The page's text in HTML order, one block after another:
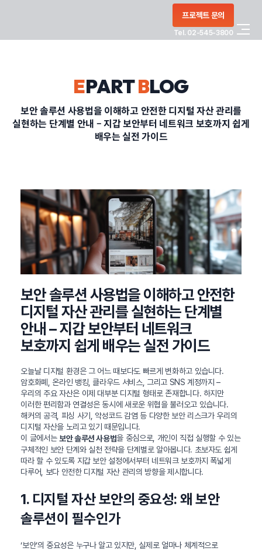
프로젝트 문의
Tel. 02-545-3800
PORTFOLIO
CONTACT
정부지원사업
EPARTBLOG
보안 솔루션 사용법을 이해하고 안전한 디지털 자산 관리를
실현하는 단계별 안내 – 지갑 보안부터 네트워크 보호까지 쉽게
배우는 실전 가이드
보안 솔루션 사용법을 이해하고 안전한
디지털 자산 관리를 실현하는 단계별
안내 – 지갑 보안부터 네트워크
보호까지 쉽게 배우는 실전 가이드
오늘날 디지털 환경은 그 어느 때보다도 빠르게 변화하고 있습니다.
암호화폐, 온라인 뱅킹, 클라우드 서비스, 그리고 SNS 계정까지 –
우리의 주요 자산은 이제 대부분 디지털 형태로 존재합니다. 하지만
이러한 편리함과 연결성은 동시에 새로운 위협을 불러오고 있습니다.
해커의 공격, 피싱 사기, 악성코드 감염 등 다양한 보안 리스크가 우리의
디지털 자산을 노리고 있기 때문입니다.
이 글에서는보안 솔루션 사용법을 중심으로, 개인이 직접 실행할 수 있는
구체적인 보안 단계와 실천 전략을 단계별로 알아봅니다. 초보자도 쉽게
따라 할 수 있도록 지갑 보안 설정에서부터 네트워크 보호까지 폭넓게
다루어, 보다 안전한 디지털 자산 관리의 방향을 제시합니다.
1. 디지털 자산 보안의 중요성: 왜 보안
솔루션이 필수인가
‘보안’의 중요성은 누구나 알고 있지만, 실제로 얼마나 체계적으로